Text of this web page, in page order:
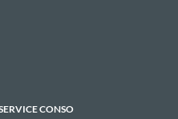
CONSO